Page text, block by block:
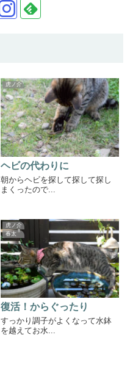
虎ノ介
ヘビの代わりに
朝からヘビを探して探して探し
まくったので...
虎ノ介
春太
復活！からぐったり
すっかり調子がよくなって水鉢
を越えてお水...